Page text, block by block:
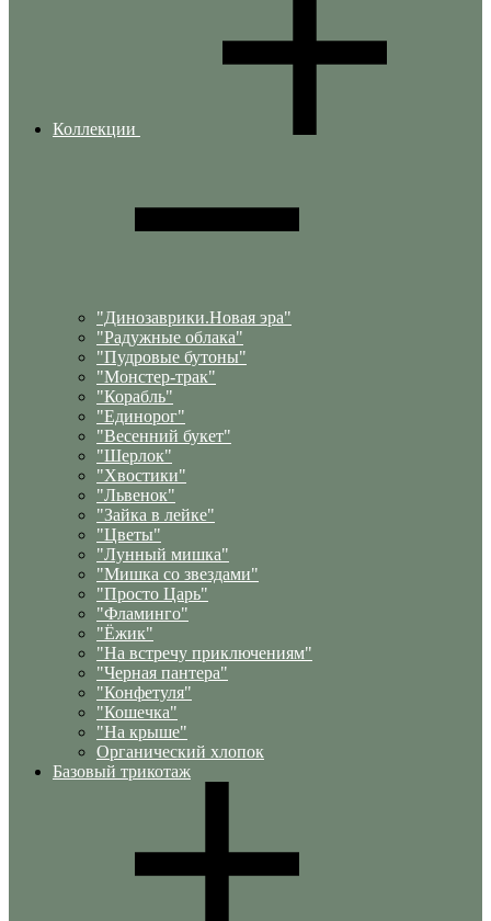
Коллекции
"Динозаврики.Новая эра"
"Радужные облака"
"Пудровые бутоны"
"Монстер-трак"
"Корабль"
"Единорог"
"Весенний букет"
"Шерлок"
"Хвостики"
"Львенок"
"Зайка в лейке"
"Цветы"
"Лунный мишка"
"Мишка со звездами"
"Просто Царь"
"Фламинго"
"Ёжик"
"На встречу приключениям"
"Черная пантера"
"Конфетуля"
"Кошечка"
"На крыше"
Органический хлопок
Базовый трикотаж